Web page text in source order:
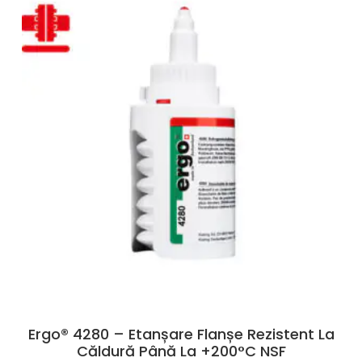
Ergo® 4280 – Etanșare Flanșe Rezistent La
Căldură Până La +200°C NSF